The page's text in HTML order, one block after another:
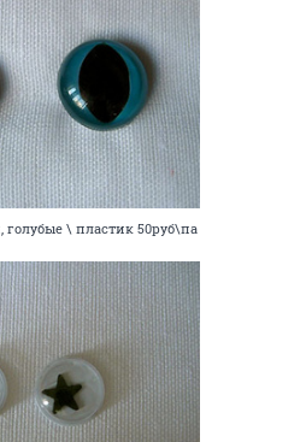
голубые \ пластик 50руб\па